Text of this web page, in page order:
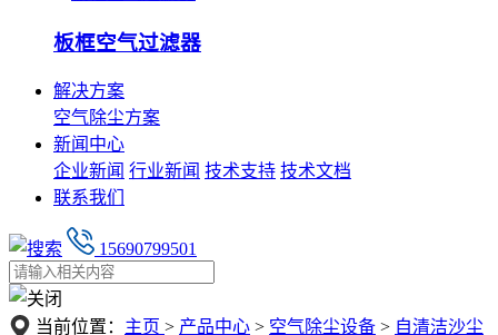
板框空气过滤器
解决方案
空气除尘方案
新闻中心
企业新闻 行业新闻 技术支持 技术文档
联系我们
15690799501
当前位置： 主页 > 产品中心 > 空气除尘设备 > 自清洁沙尘